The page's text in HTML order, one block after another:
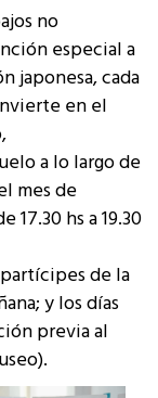
no
especial a
japonesa, cada
en el
a lo largo de
mes de
17.30 hs a 19.30
de la
y los días
previa al